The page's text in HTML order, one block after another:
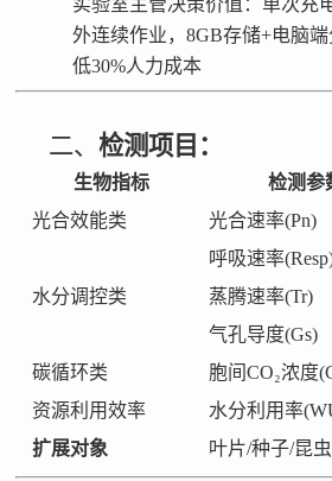
外连续作业，8GB存储+电脑
低30%人力成本
二、检测项目：
生物指标 检测参
光合效能类
光合速率(Pn)
呼吸速率
水分调控类
蒸腾速率(Tr)
气孔导度(Gs)
碳循环类
胞间CO₂浓度
资源利用效率
水分利用率
扩展对象
叶片/种子/昆虫